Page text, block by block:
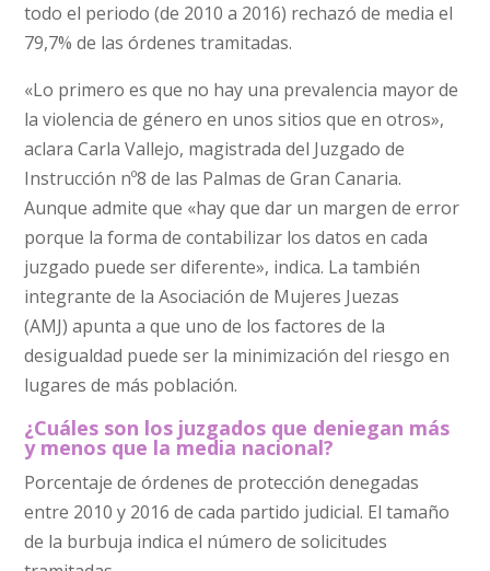
todo el periodo (de 2010 a 2016) rechazó de media el
79,7% de las órdenes tramitadas.
«Lo primero es que no hay una prevalencia mayor de
la violencia de género en unos sitios que en otros»,
aclara Carla Vallejo, magistrada del Juzgado de
Instrucción nº8 de las Palmas de Gran Canaria.
Aunque admite que «hay que dar un margen de error
porque la forma de contabilizar los datos en cada
juzgado puede ser diferente», indica. La también
integrante de la Asociación de Mujeres Juezas
(AMJ) apunta a que uno de los factores de la
desigualdad puede ser la minimización del riesgo en
lugares de más población.
¿Cuáles son los juzgados que deniegan más
y menos que la media nacional?
Porcentaje de órdenes de protección denegadas
entre 2010 y 2016 de cada partido judicial. El tamaño
de la burbuja indica el número de solicitudes